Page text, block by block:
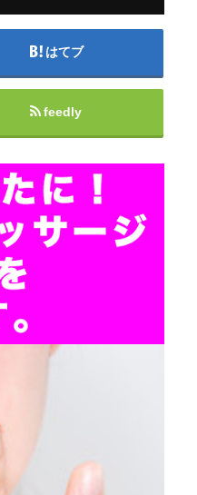
はてブ
feedly